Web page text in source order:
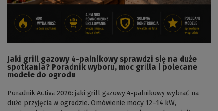
Jaki grill gazowy 4-palnikowy sprawdzi się na duże
spotkania? Poradnik wyboru, moc grilla i polecane
modele do ogrodu
Poradnik Activa 2026: jaki grill gazowy 4‑palnikowy wybrać na
duże przyjęcia w ogrodzie. Omówienie mocy 12–14 kW,